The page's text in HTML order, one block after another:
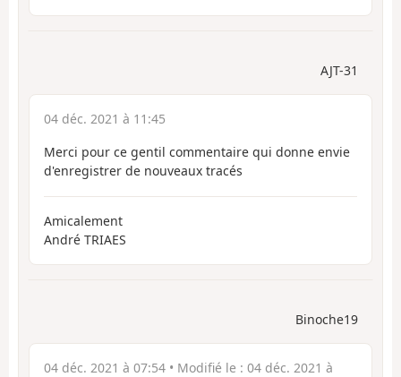
AJT-31
04 déc. 2021 à 11:45
Merci pour ce gentil commentaire qui donne envie
d'enregistrer de nouveaux tracés
Amicalement
André TRIAES
Binoche19
04 déc. 2021 à 07:54 • Modifié le : 04 déc. 2021 à